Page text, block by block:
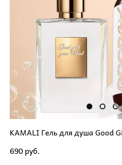
KAMALI Гель для душа Good
690 pуб.